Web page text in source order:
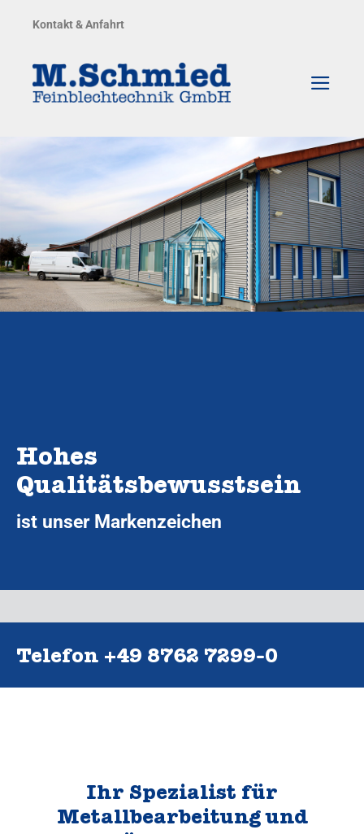
Inhalt
Kontakt & Anfahrt
Hohes
Qualitätsbewusstsein
ist unser Markenzeichen
Telefon +49 8762 7299‑0
Ihr Spezialist für
Metallbearbeitung und